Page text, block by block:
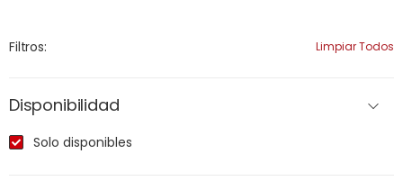
Filtros: Limpiar Todos
Disponibilidad
Solo disponibles